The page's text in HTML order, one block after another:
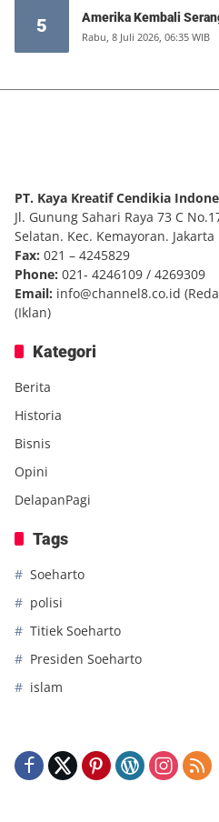
5 Amerika Kembali
Rabu, 8 Juli 2026, 06:35 WIB
PT. Kaya Kreatif Cendikia
Jl. Gunung Sahari Raya 73 C
Selatan. Kec. Kemayoran. Jakarta
Fax: 021 – 4245829
Phone: 021- 4246109 / 4269309
Email: info@channel8.co.id
(Iklan)
Kategori
Berita
Historia
Bisnis
Opini
DelapanPagi
Tags
Soeharto
polisi
Titiek Soeharto
Presiden Soeharto
islam